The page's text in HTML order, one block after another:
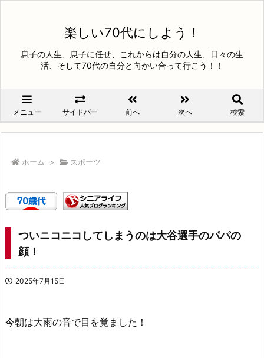
楽しい70代にしよう！
息子の人生、息子に任せ、これからは自分の人生、日々の生
活、そして70代の自分と向かい合って行こう！！
メニュー サイドバー 前へ 次へ 検索
ホーム > スポーツ
ついニコニコしてしまうのは大谷選手のパパの
顔！
2025年7月15日
今朝は大雨の音で目を覚ました！